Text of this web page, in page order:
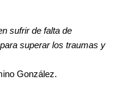
sufrir de falta de
superar los traumas y
González.